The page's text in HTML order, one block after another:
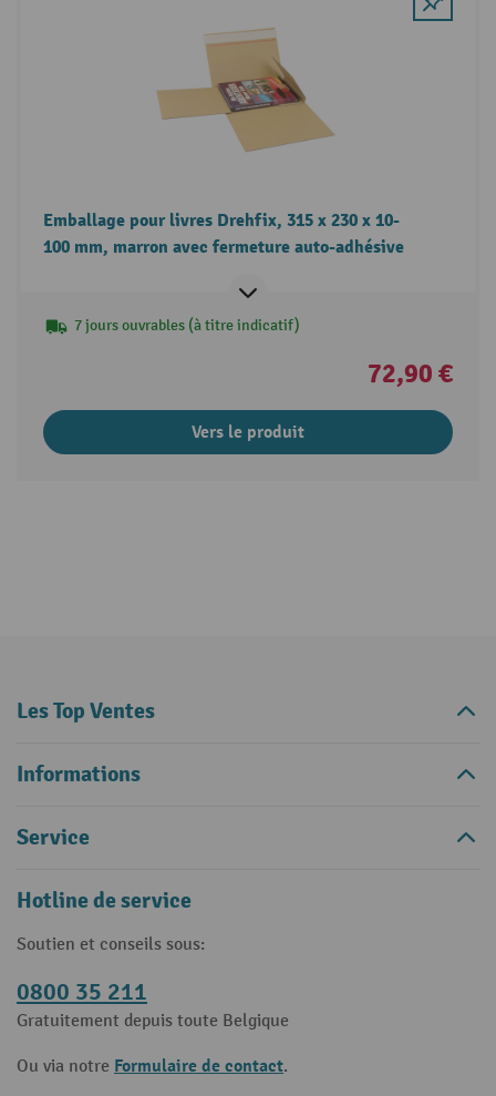
Emballage pour livres Drehfix, 315 x 230 x 10-
100 mm, marron avec fermeture auto-adhésive
7 jours ouvrables (à titre indicatif)
72,90 €
Vers le produit
Les Top Ventes
Informations
Service
Hotline de service
Soutien et conseils sous:
0800 35 211
Gratuitement depuis toute Belgique
Ou via notre Formulaire de contact.